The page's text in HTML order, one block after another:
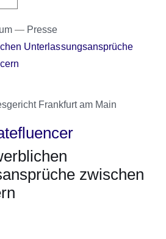
Presse
Unterlassungsansprüche
Frankfurt am Main
zwischen